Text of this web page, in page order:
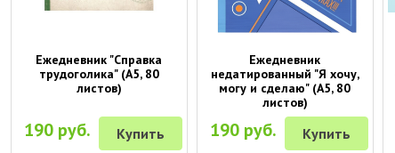
Ежедневник "Справка
трудоголика" (A5, 80
листов)
190 руб. Купить
Ежедневник
недатированный "Я хочу,
могу и сделаю" (A5, 80
листов)
190 руб. Купить